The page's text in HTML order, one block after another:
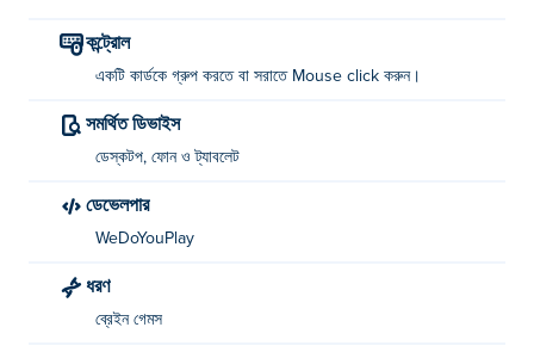
কন্ট্রোল
একটি কার্ডকে গ্রুপ করতে বা সরাতে Mouse click করুন।
সমর্থিত ডিভাইস
ডেস্কটপ, ফোন ও ট্যাবলেট
ডেভেলপার
WeDoYouPlay
ধরণ
ব্রেইন গেমস